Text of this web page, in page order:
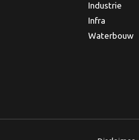
Industrie
Infra
Waterbouw